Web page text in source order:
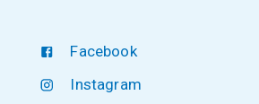
Facebook
Instagram